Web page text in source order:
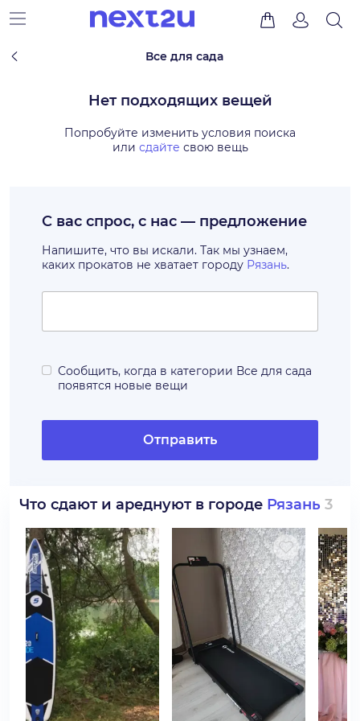
Все для сада
Нет подходящих вещей
Попробуйте изменить условия поиска
или сдайте свою вещь
С вас спрос, с нас — предложение
Напишите, что вы искали. Так мы узнаем,
каких прокатов не хватает городу Рязань.
Сообщить, когда в категории Все для сада
появятся новые вещи
Отправить
Что сдают и ареднуют в городе Рязань 3